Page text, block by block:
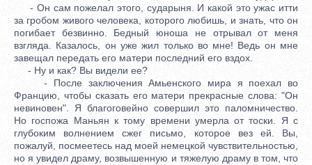
- Он сам пожелал этого, сударыня. И какой это ужас итти
за гробом живого человека, которого любишь, и знать, что он
погибает безвинно. Бедный юноша не отрывал от меня
взгляда. Казалось, он уже жил только во мне! Ведь он мне
завещал передать его матери последний его вздох.
- Ну и как? Вы видели ее?
- После заключения Амьенского мира я поехал во
Францию, чтобы сказать его матери прекрасные слова: "Он
невиновен". Я благоговейно совершил это паломничество.
Но госпожа Маньян к тому времени умерла от тоски. Я с
глубоким волнением сжег письмо, которое вез ей. Вы,
пожалуй, посмеетесь над моей немецкой чувствительностью,
но я увидел драму, возвышенную и тяжелую драму в том, что